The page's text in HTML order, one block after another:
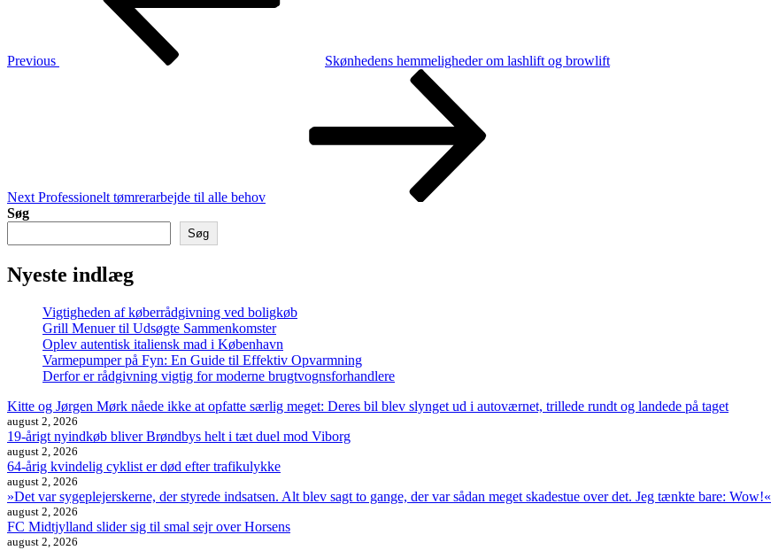
Previous
Skønhedens hemmeligheder om lashlift og browlift
Next Professionelt tømrerarbejde til alle behov
Søg
Søg
Nyeste indlæg
Vigtigheden af køberrådgivning ved boligkøb
Grill Menuer til Udsøgte Sammenkomster
Oplev autentisk italiensk mad i København
Varmepumper på Fyn: En Guide til Effektiv Opvarmning
Derfor er rådgivning vigtig for moderne brugtvognsforhandlere
Kitte og Jørgen Mørk nåede ikke at opfatte særlig meget: Deres bil blev slynget ud i autoværnet, trillede rundt og landede på taget
august 2, 2026
19-årigt nyindkøb bliver Brøndbys helt i tæt duel mod Viborg
august 2, 2026
64-årig kvindelig cyklist er død efter trafikulykke
august 2, 2026
»Det var sygeplejerskerne, der styrede indsatsen. Alt blev sagt to gange, der var sådan meget skadestue over det. Jeg tænkte bare: Wow!«
august 2, 2026
FC Midtjylland slider sig til smal sejr over Horsens
august 2, 2026